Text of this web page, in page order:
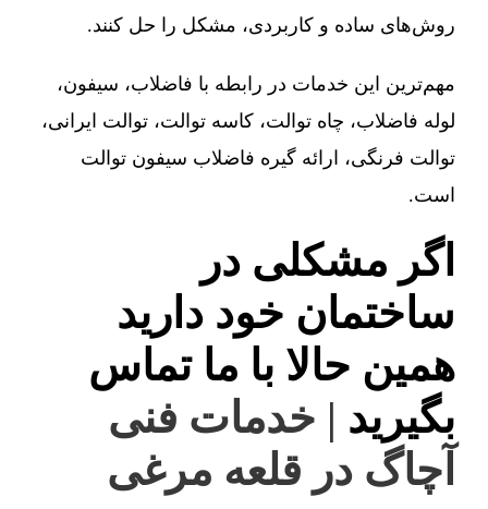
روش‌های ساده و کاربردی، مشکل را حل کنند.
مهم‌ترین این خدمات در رابطه با فاضلاب، سیفون،
لوله فاضلاب، چاه توالت، کاسه توالت، توالت ایرانی،
توالت فرنگی، ارائه گیره فاضلاب سیفون توالت
است.
اگر مشکلی در
ساختمان خود دارید
همین حالا با ما تماس
بگیرید | خدمات فنی
آچاگ در قلعه مرغی